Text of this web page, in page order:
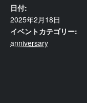
日付:
2025年2月18日
イベントカテゴリー:
anniversary